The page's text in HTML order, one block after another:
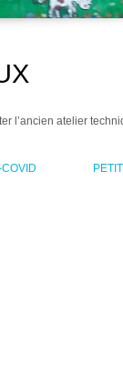
l’ancien atelier